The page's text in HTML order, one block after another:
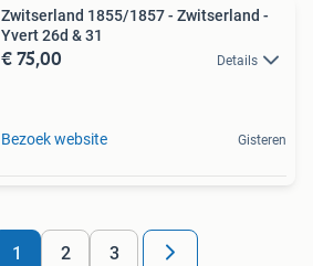
Zwitserland 1855/1857 - Zwitserland -
Yvert 26d & 31
€ 75,00 Details
Bezoek website Gisteren
1 2 3